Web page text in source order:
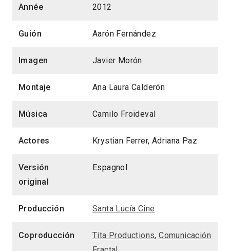
Année 2012
Guión Aarón Fernández
Imagen Javier Morón
Montaje Ana Laura Calderón
Música Camilo Froideval
Actores Krystian Ferrer, Adriana Paz
Versión
original
Espagnol
Producción Santa Lucía Cine
Coproducción Tita Productions,Comunicación